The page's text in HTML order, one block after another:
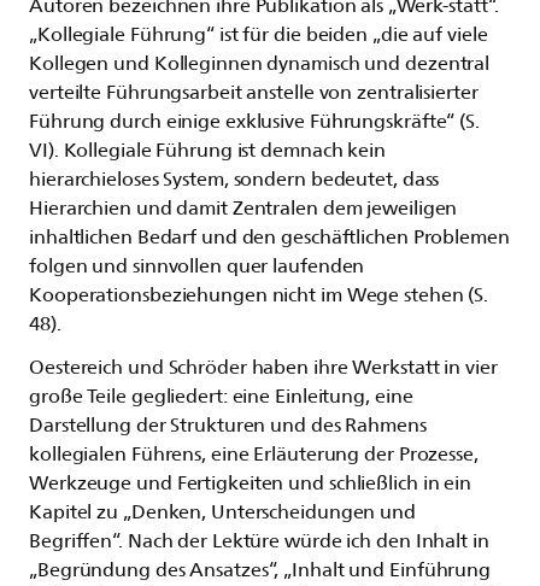
Autoren bezeichnen ihre Publikation als „Werk-statt“.
„Kollegiale Führung“ ist für die beiden „die auf viele
Kollegen und Kolleginnen dynamisch und dezentral
verteilte Führungsarbeit anstelle von zentralisierter
Führung durch einige exklusive Führungskräfte“ (S.
VI). Kollegiale Führung ist demnach kein
hierarchieloses System, sondern bedeutet, dass
Hierarchien und damit Zentralen dem jeweiligen
inhaltlichen Bedarf und den geschäftlichen Problemen
folgen und sinnvollen quer laufenden
Kooperationsbeziehungen nicht im Wege stehen (S.
48).
Oestereich und Schröder haben ihre Werkstatt in vier
große Teile gegliedert: eine Einleitung, eine
Darstellung der Strukturen und des Rahmens
kollegialen Führens, eine Erläuterung der Prozesse,
Werkzeuge und Fertigkeiten und schließlich in ein
Kapitel zu „Denken, Unterscheidungen und
Begriffen“. Nach der Lektüre würde ich den Inhalt in
„Begründung des Ansatzes“, „Inhalt und Einführung